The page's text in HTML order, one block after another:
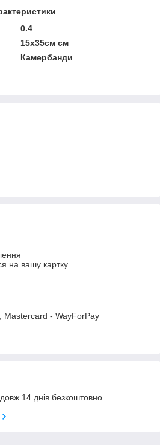
0.4
15х35см см
Камербанди
на вашу картку
Mastercard - WayForPay
14 днів безкоштовно